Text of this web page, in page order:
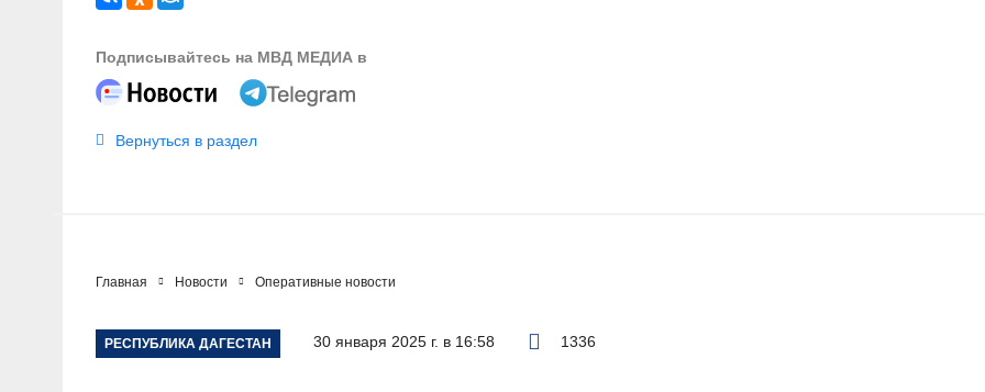
Подписывайтесь на МВД МЕДИА в
Вернуться в раздел
Главная Новости Оперативные новости
РЕСПУБЛИКА ДАГЕСТАН 30 января 2025 г. в 16:58 1336